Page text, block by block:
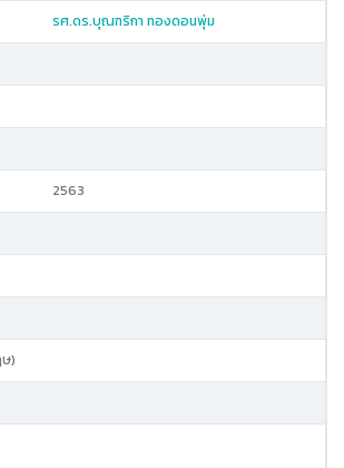
รศ.ดร.บุณฑริกา ทองดอนพุ่ม
2563
)